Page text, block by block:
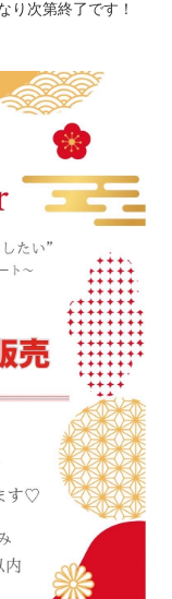
り次第終了です！